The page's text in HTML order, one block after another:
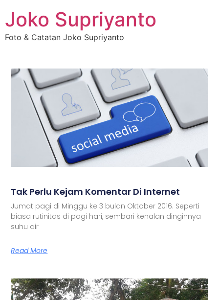
Joko Supriyanto
Foto & Catatan Joko Supriyanto
Tak Perlu Kejam Komentar Di Internet
Jumat pagi di Minggu ke 3 bulan Oktober 2016. Seperti
biasa rutinitas di pagi hari, sembari kenalan dinginnya
suhu air
Read More